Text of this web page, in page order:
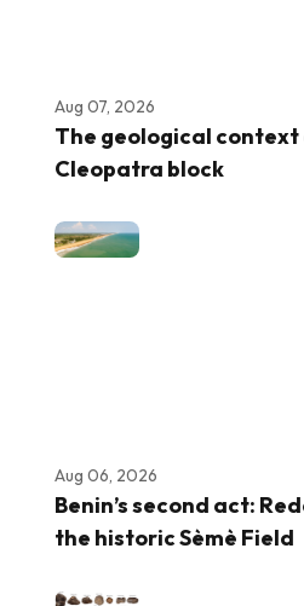
Aug 07, 2026
The geological
Cleopatra block
Aug 06, 2026
Benin’s second act:
the historic Sèmè Field